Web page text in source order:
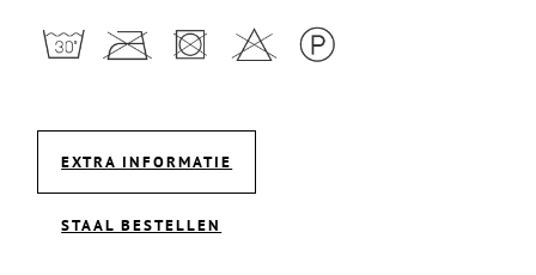
EXTRA INFORMATIE
STAAL BESTELLEN